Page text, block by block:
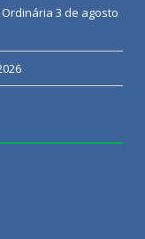
3 de agosto